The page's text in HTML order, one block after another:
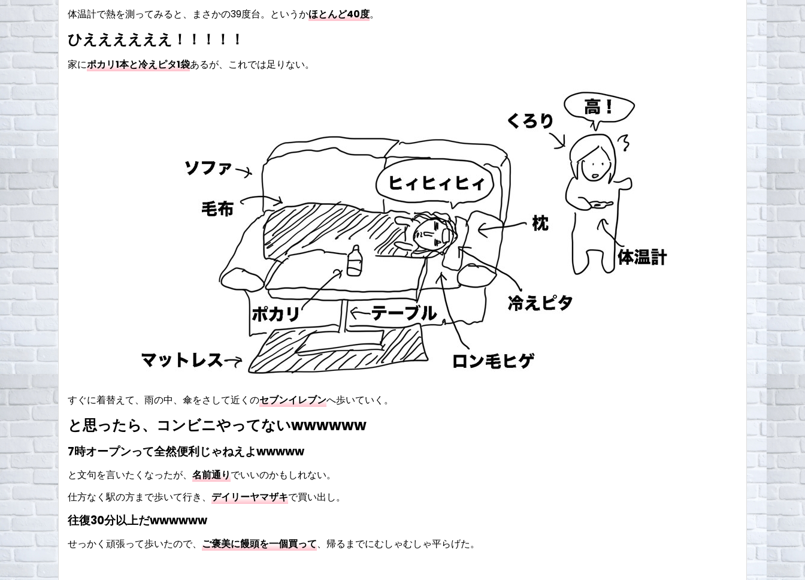
体温計で熱を測ってみると、まさかの39度台。というかほとんど40度。
ひええええええ！！！！！
家にポカリ1本と冷えピタ1袋あるが、これでは足りない。
すぐに着替えて、雨の中、傘をさして近くのセブンイレブンへ歩いていく。
と思ったら、コンビニやってないwwwwww
7時オープンって全然便利じゃねえよwwwww
と文句を言いたくなったが、 名前通りでいいのかもしれない。
仕方なく駅の方まで歩いて行き、 デイリーヤマザキで買い出し。
往復30分以上だwwwwww
せっかく頑張って歩いたので、 ご褒美に饅頭を一個買って、帰るまでにむしゃむしゃ平らげた。